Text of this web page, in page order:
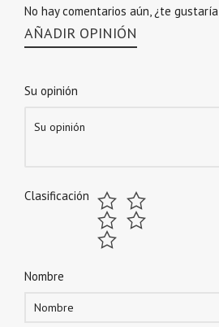
No hay comentarios aún, ¿te gustaría
AÑADIR OPINIÓN
Su opinión
Clasificación
Nombre